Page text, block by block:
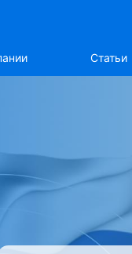
Статьи